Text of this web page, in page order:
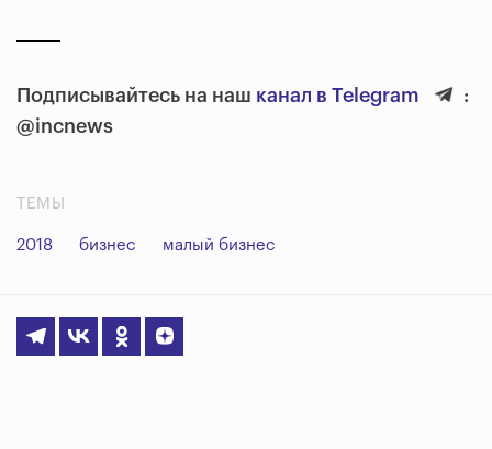
Подписывайтесь на наш канал в Telegram
:
@incnews
ТЕМЫ
2018 бизнес малый бизнес